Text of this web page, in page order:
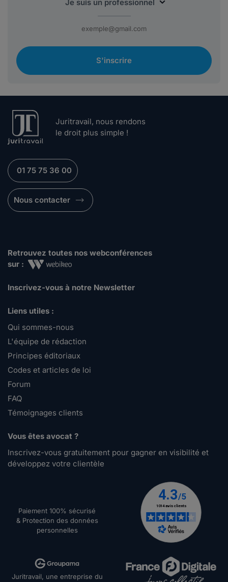
S'inscrire
Juritravail, nous rendons
le droit plus simple !
01 75 75 36 00
Nous contacter
Retrouvez toutes nos webconférences
sur :
Inscrivez-vous à notre Newsletter
Liens utiles :
Qui sommes-nous
L'équipe de rédaction
Principes éditoriaux
Codes et articles de loi
Forum
FAQ
Témoignages clients
Vous êtes avocat ?
Inscrivez-vous gratuitement pour gagner en visibilité et
développez votre clientèle
Paiement 100% sécurisé
& Protection des données
personnelles
Juritravail, une entreprise du